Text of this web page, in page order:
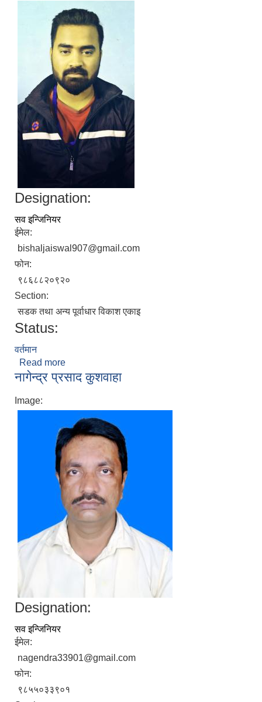
Designation:
सव इन्जिनियर
ईमेल:
bishaljaiswal907@gmail.com
फोन:
९८६८८२०९२०
Section:
सडक तथा अन्य पूर्वाधार विकाश एकाइ
Status:
वर्तमान
Read more
नागेन्द्र प्रसाद कुशवाहा
Image:
Designation:
सव इन्जिनियर
ईमेल:
nagendra33901@gmail.com
फोन:
९८५५०३३९०१